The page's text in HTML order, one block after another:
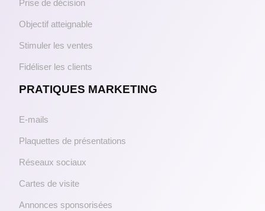
Prise de décision
Objectif atteignable
Stimuler les ventes
Fidéliser les clients
PRATIQUES MARKETING
E-mails
Plaquettes de présentations
Réseaux sociaux
Cartes de visite
Annonces sponsorisées